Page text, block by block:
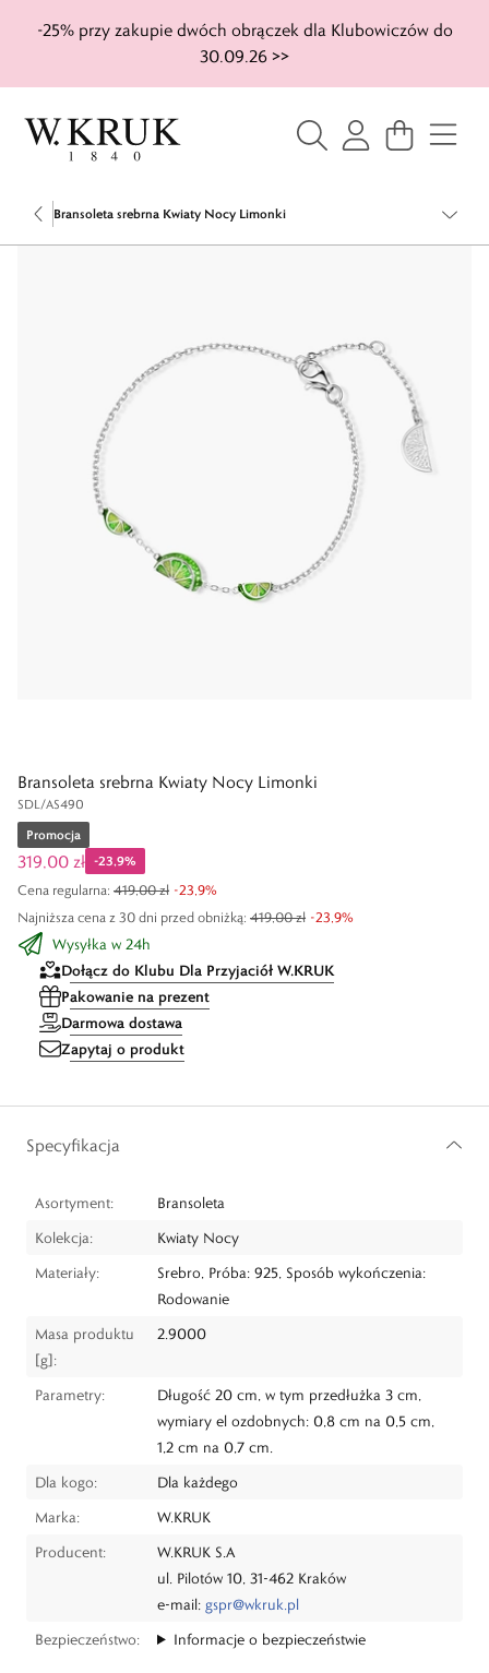
-25% przy zakupie dwóch obrączek dla Klubowiczów do
30.09.26 >>
Bransoleta srebrna Kwiaty Nocy Limonki
Bransoleta srebrna Kwiaty Nocy Limonki
SDL/AS490
Promocja
319,00 zł -23,9%
Najniższa cena z 30 dni przed obniżką: 419,00 zł -23,9%
Cena regularna: 419,00 zł -23,9%
Wysyłka w 24h
Dołącz do Klubu Dla Przyjaciół W.KRUK
Pakowanie na prezent
Darmowa dostawa
Zapytaj o produkt
Specyfikacja
Asortyment:
Bransoleta
Kolekcja:
Kwiaty Nocy
Materiały:
Srebro, Próba: 925, Sposób wykończenia:
Rodowanie
Masa produktu
[g]:
2.9000
Parametry:
Długość 20 cm, w tym przedłużka 3 cm,
wymiary el ozdobnych: 0,8 cm na 0,5 cm,
1,2 cm na 0,7 cm.
Dla kogo:
Dla każdego
Marka:
W.KRUK
Producent:
W.KRUK S.A
ul. Pilotów 10, 31-462 Kraków
e-mail: gspr@wkruk.pl
Bezpieczeństwo:
Informacje o bezpieczeństwie